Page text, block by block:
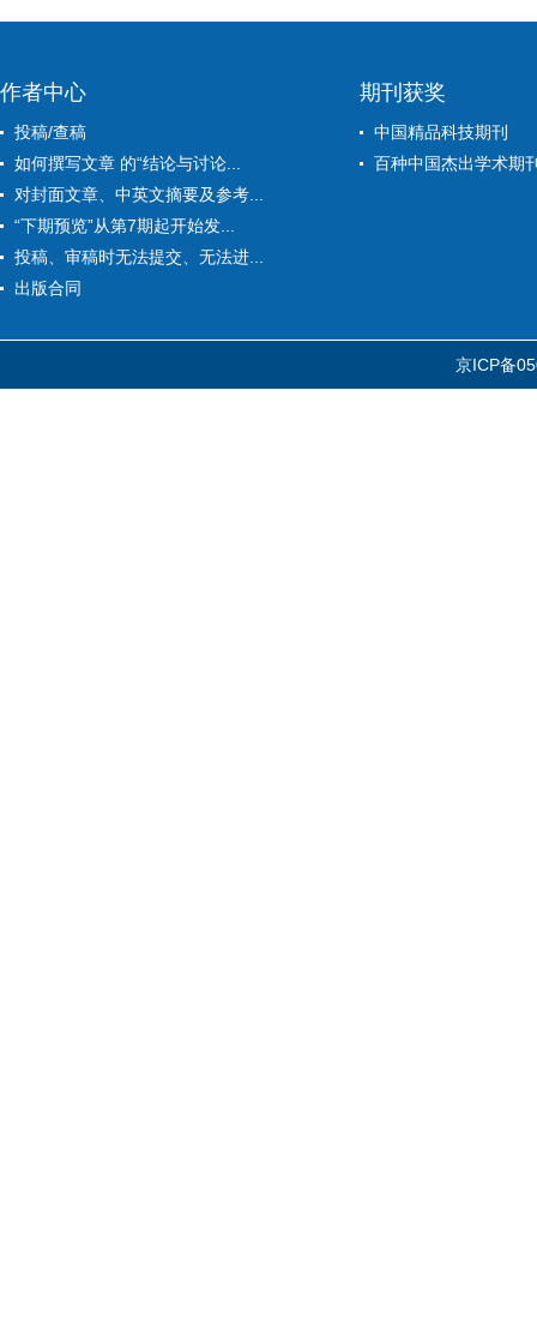
作者中心
投稿/查稿
如何撰写文章 的“结论与讨论...
对封面文章、中英文摘要及参考...
“下期预览”从第7期起开始发...
投稿、审稿时无法提交、无法进...
出版合同
期刊获奖
中国精品科技期刊
百种中国杰出学术期
京ICP备